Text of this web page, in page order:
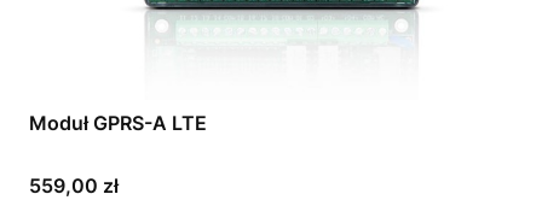
Moduł GPRS-A LTE
Cena
559,00 zł